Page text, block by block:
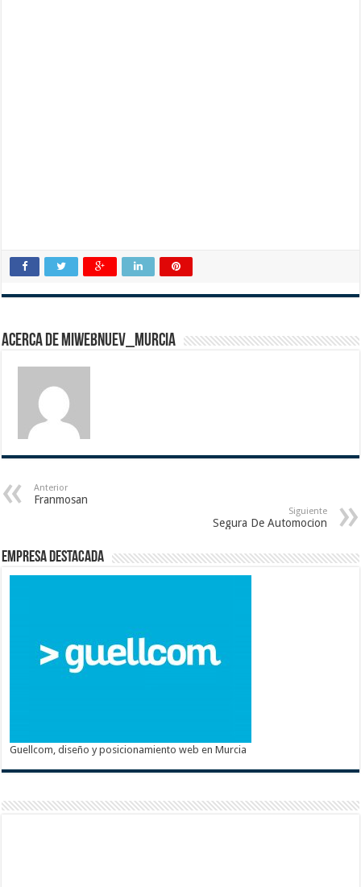
Acerca de miwebnuev_murcia
Anterior
Franmosan
Siguiente
Segura De Automocion
Empresa destacada
Guellcom, diseño y posicionamiento web en Murcia